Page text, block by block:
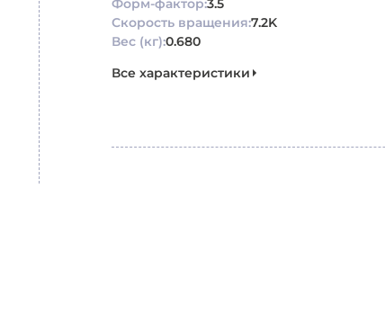
Форм-фактор:3.5
Скорость вращения:7.2K
Вес (кг):0.680
Все характеристики